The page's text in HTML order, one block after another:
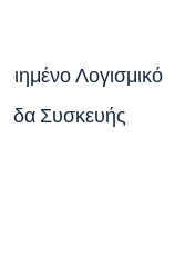
Διαδραστική
Αεροδρομίου